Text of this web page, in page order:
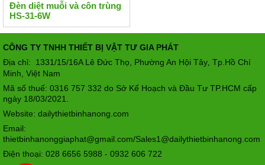
Đèn diệt muỗi và côn trùng
HS-31-6W
CÔNG TY TNHH THIẾT BỊ VẬT TƯ GIA PHÁT
Địa chỉ: 1331/15/16A Lê Đức Thọ, Phường An Hội Tây, Tp.Hồ Chí
Minh, Việt Nam
Mã số thuế: 0316 757 332 do Sở Kế Hoạch và Đầu Tư TP.HCM cấp
ngày 18/03/2021.
Website: dailythietbinhanong.com
Email:
thietbinhanonggiaphat@gmail.com/Sales1@dailythietbinhanong.com
Điện thoại: 028 6656 5988 - 0932 606 722